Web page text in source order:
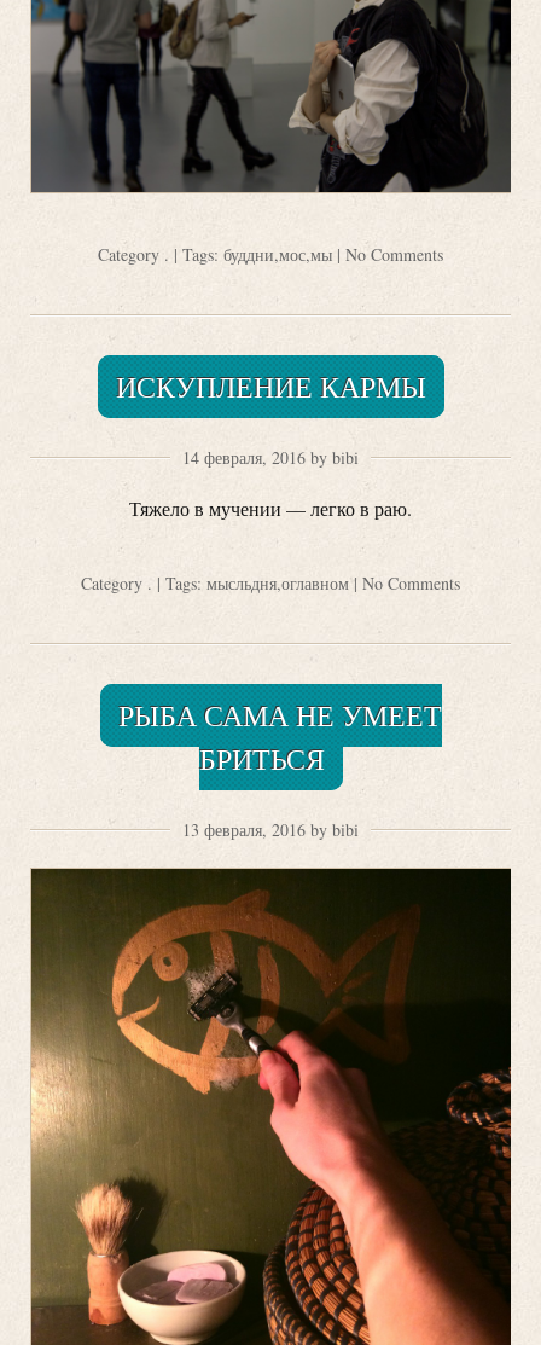
Category . | Tags: буддни,мос,мы | No Comments
ИСКУПЛЕНИЕ КАРМЫ
14 февраля, 2016 by bibi
Тяжело в мучении — легко в раю.
Category . | Tags: мысльдня,оглавном| No Comments
РЫБА САМА НЕ УМЕЕТ
БРИТЬСЯ
13 февраля, 2016 by bibi